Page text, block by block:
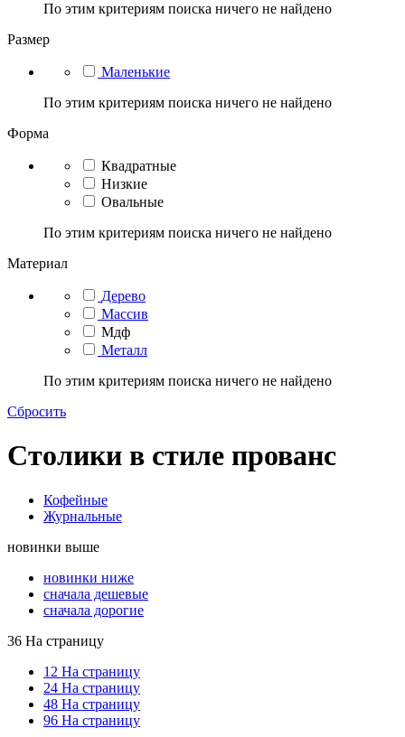
По этим критериям поиска ничего не найдено
Размер
Маленькие
По этим критериям поиска ничего не найдено
Форма
Квадратные
Низкие
Овальные
По этим критериям поиска ничего не найдено
Материал
Дерево
Массив
Мдф
Металл
По этим критериям поиска ничего не найдено
Сбросить
Столики в стиле прованс
Кофейные
Журнальные
новинки выше
новинки ниже
сначала дешевые
сначала дорогие
36 На страницу
12 На страницу
24 На страницу
48 На страницу
96 На страницу